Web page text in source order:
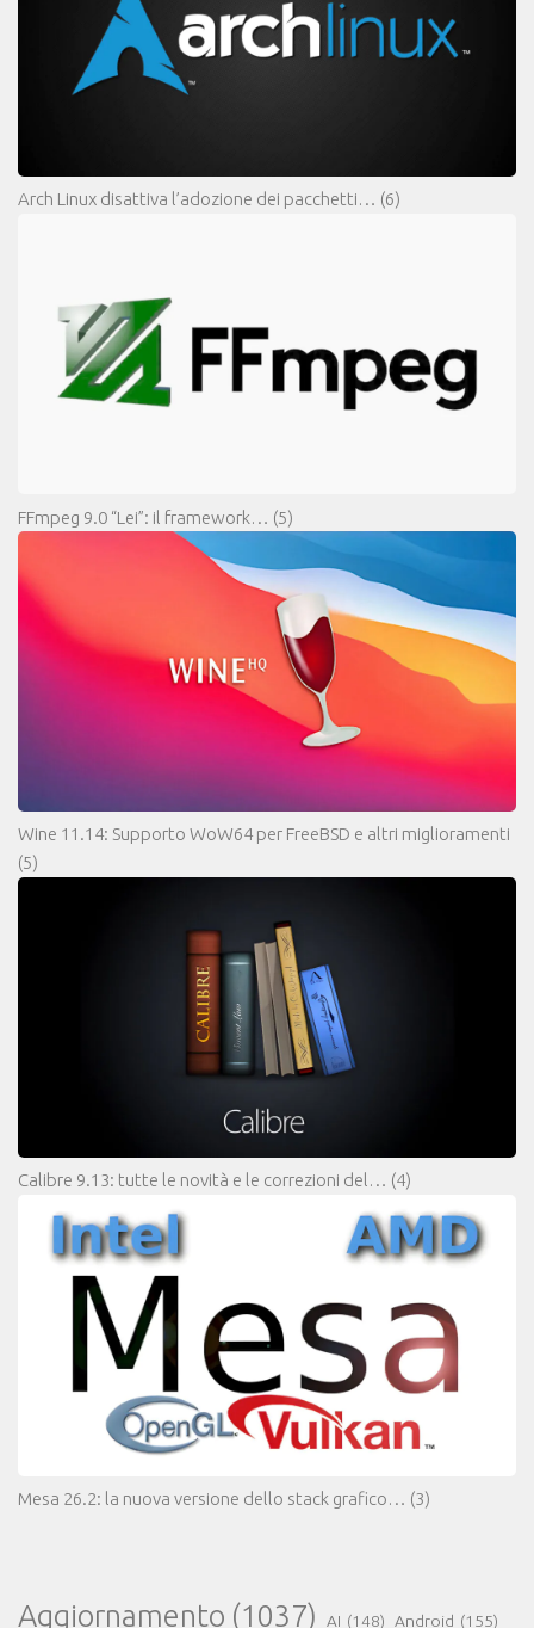
Arch Linux disattiva l’adozione dei pacchetti… (6)
FFmpeg 9.0 “Lei”: il framework… (5)
Wine 11.14: Supporto WoW64 per FreeBSD e altri miglioramenti
(5)
Calibre 9.13: tutte le novità e le correzioni del… (4)
Mesa 26.2: la nuova versione dello stack grafico… (3)
Aggiornamento (1037) AI (148) Android (155)